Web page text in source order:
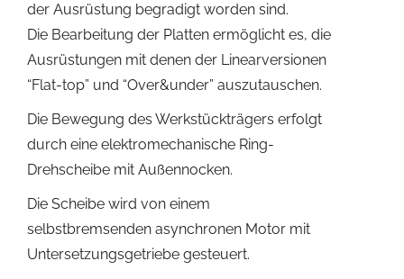
der Ausrüstung begradigt worden sind.
Die Bearbeitung der Platten ermöglicht es, die
Ausrüstungen mit denen der Linearversionen
“Flat-top” und “Over&under” auszutauschen.
Die Bewegung des Werkstückträgers erfolgt
durch eine elektromechanische Ring-
Drehscheibe mit Außennocken.
Die Scheibe wird von einem
selbstbremsenden asynchronen Motor mit
Untersetzungsgetriebe gesteuert.